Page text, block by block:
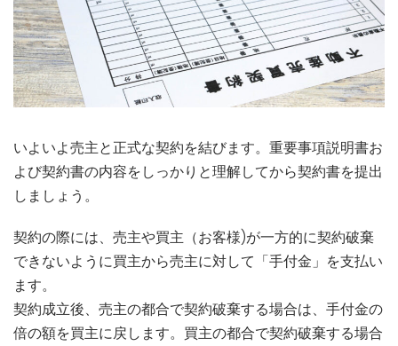
いよいよ売主と正式な契約を結びます。重要事項説明書お
よび契約書の内容をしっかりと理解してから契約書を提出
しましょう。
契約の際には、売主や買主（お客様)が一方的に契約破棄
できないように買主から売主に対して「手付金」を支払い
ます。
契約成立後、売主の都合で契約破棄する場合は、手付金の
倍の額を買主に戻します。買主の都合で契約破棄する場合